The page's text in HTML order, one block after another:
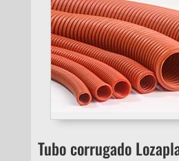
Tubo corrugado